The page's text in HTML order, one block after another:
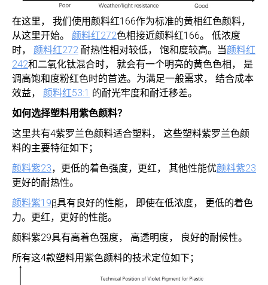
在这里， 我们使用颜料红166作为标准的黄相红色颜料，
从这里开始。 颜料红272色相接近颜料红166。 低浓度
时， 颜料红272 耐热性相对较低， 饱和度较高。当颜料红
242和二氧化钛混合时， 就会有一个明亮的黄色色相， 是
调高饱和度粉红色时的首选。为满足一般需求， 结合成本
效益， 颜料红53:1 的耐光牢度和耐迁移差。
如何选择塑料用紫色颜料？
这里共有4紫罗兰色颜料适合塑料， 这些塑料紫罗兰色颜
料的主要特征如下；
颜料紫23，更低的着色强度，更红， 其他性能优颜料紫23
更好的耐热性。
颜料紫19β具有良好的性能， 即使在低浓度， 更低的着色
力。更红，更好的性能。
颜料紫29具有高着色强度， 高透明度， 良好的耐候性。
所有这4款塑料用紫色颜料的技术定位如下；